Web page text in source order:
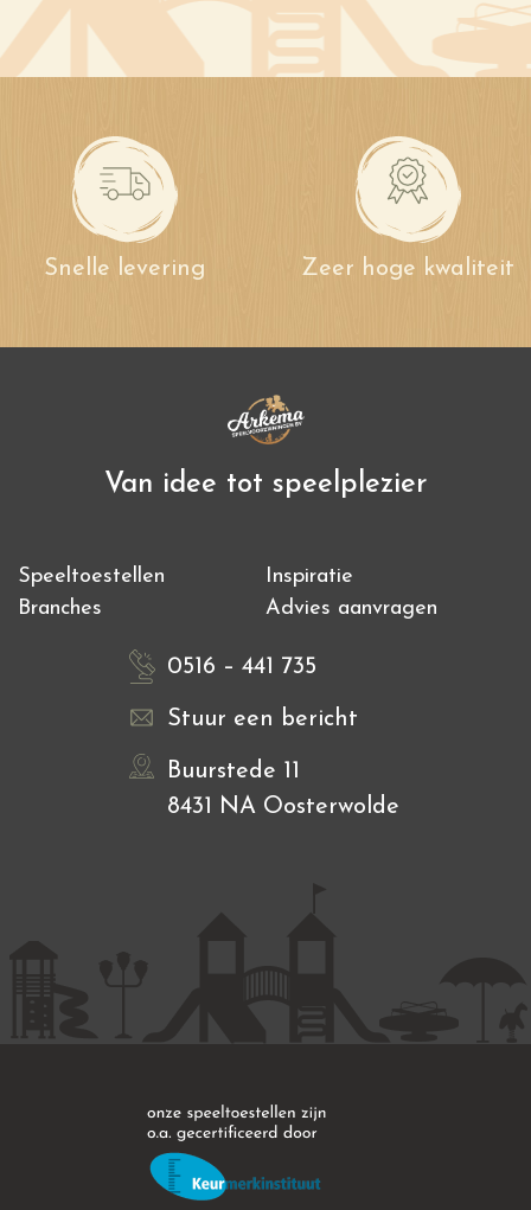
Snelle levering Zeer hoge kwaliteit
Van idee tot speelplezier
Speeltoestellen
Inspiratie
Branches
Advies aanvragen
0516 – 441 735
Stuur een bericht
Buurstede 11
8431 NA Oosterwolde